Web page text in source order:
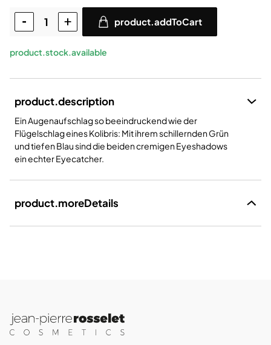
product.addToCart
product.stock.available
product.description
Ein Augenaufschlag so beeindruckend wie der
Flügelschlag eines Kolibris: Mit ihrem schillernden Grün
und tiefen Blau sind die beiden cremigenEyeshadows
ein echter Eyecatcher.
product.moreDetails